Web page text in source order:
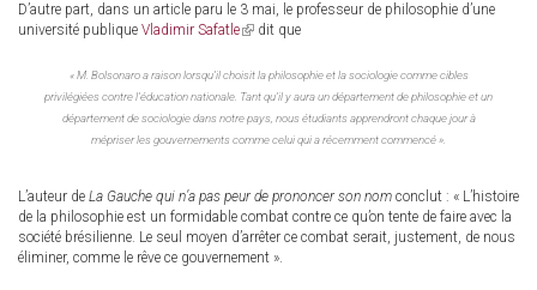
D’autre part, dans un article paru le 3 mai, le professeur de philosophie d’une
université publique Vladimir Safatle(link
external)
dit que
« M. Bolsonaro a raison lorsqu’il choisit la philosophie et la sociologie comme cibles
privilégiées contre l’éducation nationale. Tant qu’il y aura un département de philosophie et un
département de sociologie dans notre pays, nous étudiants apprendront chaque jour à
mépriser les gouvernements comme celui qui a récemment commencé ».
L’auteur de La Gauche qui n’a pas peur de prononcer son nom conclut : « L’histoire
de la philosophie est un formidable combat contre ce qu’on tente de faire avec la
société brésilienne. Le seul moyen d’arrêter ce combat serait, justement, de nous
éliminer, comme le rêve ce gouvernement ».